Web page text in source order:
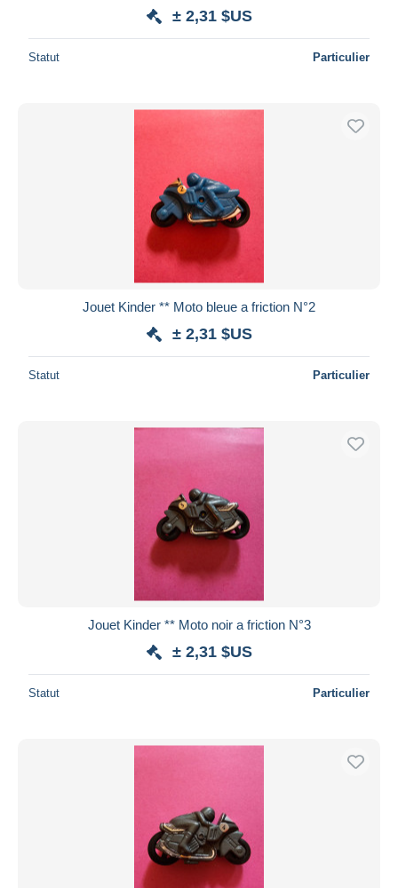
± 2,31 $US
Statut Particulier
Jouet Kinder ** Moto bleue a friction N°2
± 2,31 $US
Statut Particulier
Jouet Kinder ** Moto noir a friction N°3
± 2,31 $US
Statut Particulier